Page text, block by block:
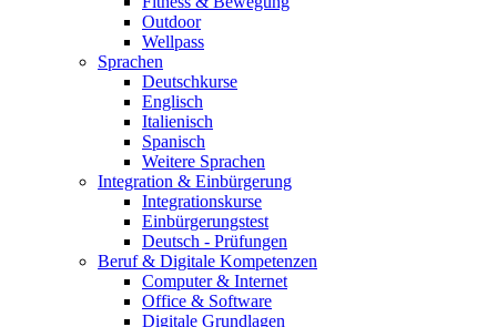
Outdoor
Wellpass
Sprachen
Deutschkurse
Englisch
Italienisch
Spanisch
Weitere Sprachen
Integration & Einbürgerung
Integrationskurse
Einbürgerungstest
Deutsch - Prüfungen
Beruf & Digitale Kompetenzen
Computer & Internet
Office & Software
Digitale Grundlagen